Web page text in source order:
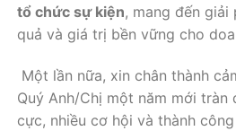
tổ chức sự kiện, mang đến giải
quả và giá trị bền vững cho
Một lần nữa, xin chân thành
Quý Anh/Chị một năm mới tràn
cực, nhiều cơ hội và thành